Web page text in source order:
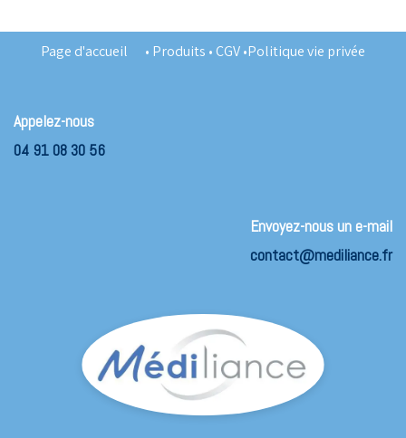
Page d'accueil • Produits •CGV•Politique vie privée
Appelez-nous
04 91 08 30 56
Envoyez-nous un e-mail
contact@mediliance.fr